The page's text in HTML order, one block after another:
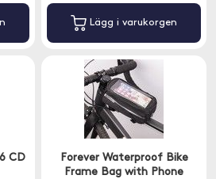
Lägg i varukorgen
CD
Forever Waterproof Bike
Frame Bag with Phone